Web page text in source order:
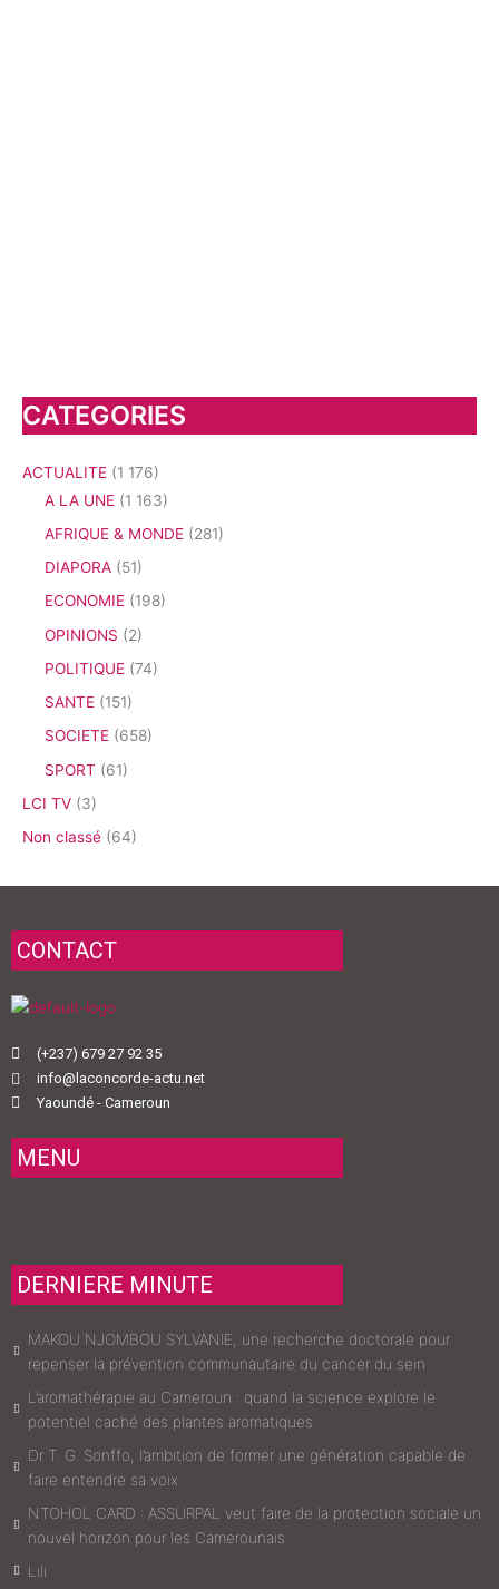
CATEGORIES
ACTUALITE (1 176)
A LA UNE (1 163)
AFRIQUE & MONDE (281)
DIAPORA (51)
ECONOMIE (198)
OPINIONS (2)
POLITIQUE (74)
SANTE (151)
SOCIETE (658)
SPORT (61)
LCI TV (3)
Non classé (64)
CONTACT
(+237) 679 27 92 35
info@laconcorde-actu.net
Yaoundé - Cameroun
MENU
DERNIERE MINUTE
MAKOU NJOMBOU SYLVANIE, une recherche doctorale pour
repenser la prévention communautaire du cancer du sein
L’aromathérapie au Cameroun : quand la science explore le
potentiel caché des plantes aromatiques
Dr T. G. Sonffo, l’ambition de former une génération capable de
faire entendre sa voix
NTOHOL CARD : ASSURPAL veut faire de la protection sociale un
nouvel horizon pour les Camerounais
Lili